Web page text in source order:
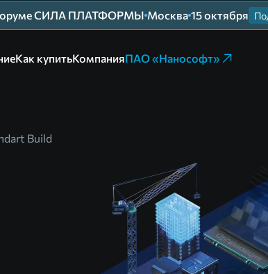
форуме СИЛА ПЛАТФОРМЫ Москва 15 октября
Как купитьКомпанияПАО «Нанософт»
Build